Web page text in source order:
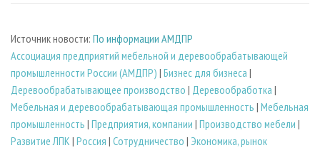
Источник новости: По информации АМДПР
Ассоциация предприятий мебельной и деревообрабатывающей
промышленности России (АМДПР) | Бизнес для бизнеса |
Деревообрабатывающее производство | Деревообработка |
Мебельная и деревообрабатывающая промышленность | Мебельная
промышленность | Предприятия, компании | Производство мебели |
Развитие ЛПК | Россия | Сотрудничество | Экономика, рынок